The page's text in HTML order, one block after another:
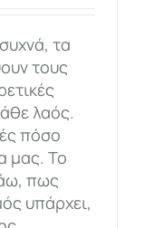
τα
τους
λαός.
πόσο
μας. Το
πως
υπάρχει,